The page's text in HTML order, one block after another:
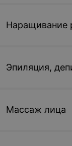
Кератиновое
Цена по
Наращивание
Эпиляция,
Массаж лица